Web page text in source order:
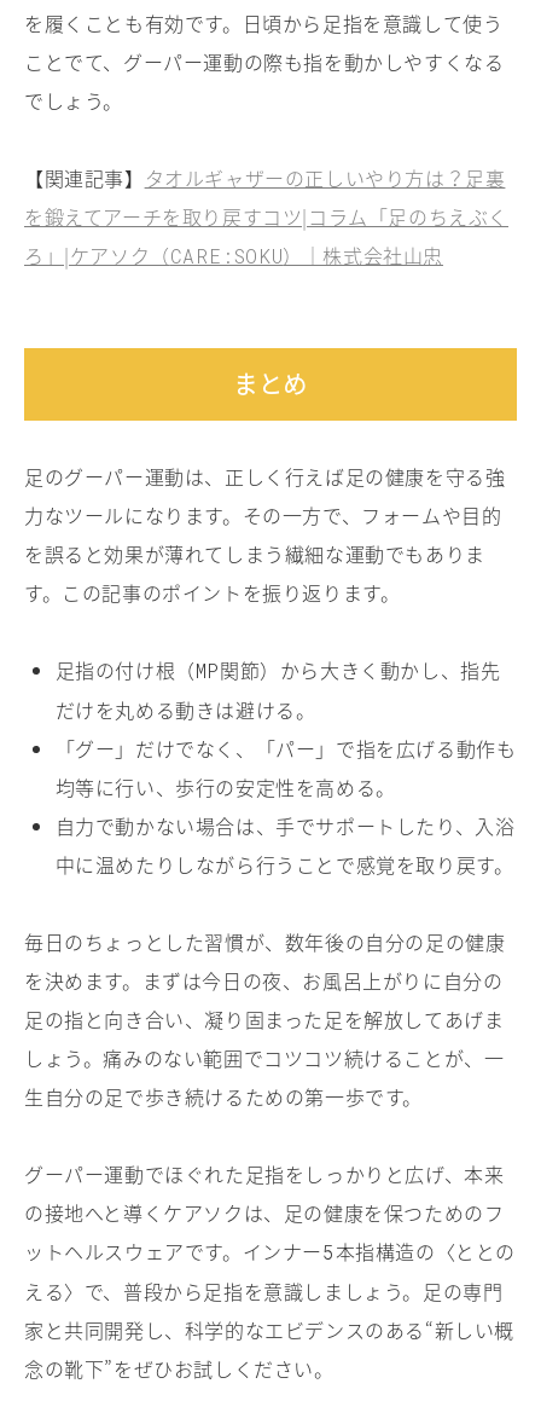
を履くことも有効です。日頃から足指を意識して使う
ことでて、グーパー運動の際も指を動かしやすくなる
でしょう。
【関連記事】 タオルギャザーの正しいやり方は？足裏
を鍛えてアーチを取り戻すコツ|コラム「足のちえぶく
ろ」|ケアソク（CARE:SOKU）｜株式会社山忠
まとめ
足のグーパー運動は、正しく行えば足の健康を守る強
力なツールになります。その一方で、フォームや目的
を誤ると効果が薄れてしまう繊細な運動でもありま
す。この記事のポイントを振り返ります。
足指の付け根（MP関節）から大きく動かし、指先
だけを丸める動きは避ける。
「グー」だけでなく、「パー」で指を広げる動作も
均等に行い、歩行の安定性を高める。
自力で動かない場合は、手でサポートしたり、入浴
中に温めたりしながら行うことで感覚を取り戻す。
毎日のちょっとした習慣が、数年後の自分の足の健康
を決めます。まずは今日の夜、お風呂上がりに自分の
足の指と向き合い、凝り固まった足を解放してあげま
しょう。痛みのない範囲でコツコツ続けることが、一
生自分の足で歩き続けるための第一歩です。
グーパー運動でほぐれた足指をしっかりと広げ、本来
の接地へと導くケアソクは、足の健康を保つためのフ
ットヘルスウェアです。インナー5本指構造の〈ととの
える〉で、普段から足指を意識しましょう。足の専門
家と共同開発し、科学的なエビデンスのある“新しい概
念の靴下”をぜひお試しください。